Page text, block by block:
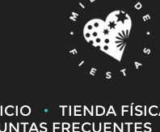
TIENDA
FRECUENTES